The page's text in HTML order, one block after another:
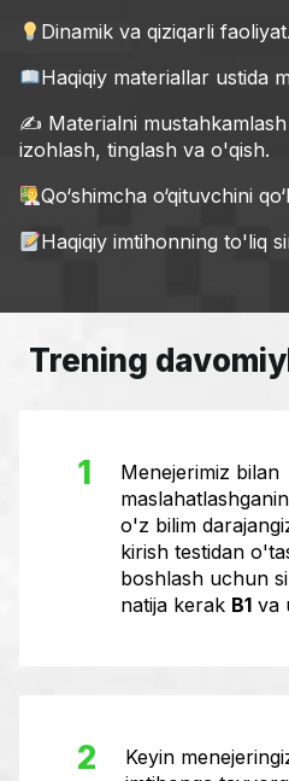
Dinamik va qiziqarli faoliyat.
Haqiqiy materiallar ustida
✍️ Materialni
izohlash, tinglash va o'qish.
Qo‘shimcha o‘qituvchini
Haqiqiy imtihonning to'liq
Trening
1
Menejerimiz bilan
o'z bilim
kirish testidan
boshlash uchun
natija kerak B1 va
2
Keyin